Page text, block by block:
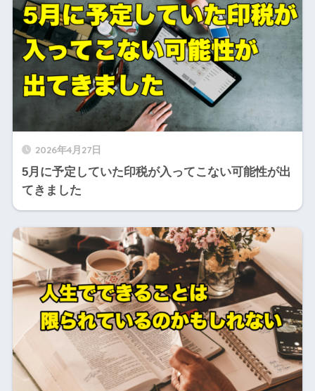
2026年4月27日
5月に予定していた印税が入ってこない可能性が出
てきました